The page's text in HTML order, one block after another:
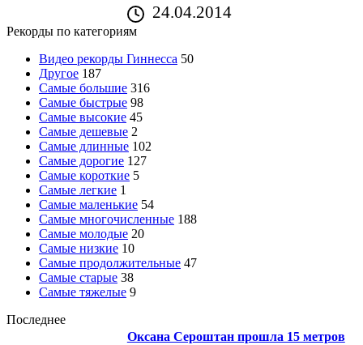
24.04.2014
Рекорды по категориям
Видео рекорды Гиннесса 50
Другое 187
Самые большие 316
Самые быстрые 98
Самые высокие 45
Самые дешевые 2
Самые длинные 102
Самые дорогие 127
Самые короткие 5
Самые легкие 1
Самые маленькие 54
Самые многочисленные 188
Самые молодые 20
Самые низкие 10
Самые продолжительные 47
Самые старые 38
Самые тяжелые 9
Последнее
Оксана Сероштан прошла 15 метров